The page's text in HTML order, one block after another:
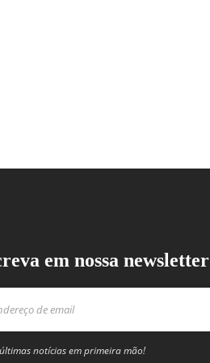
em nossa newsletter
notícias em primeira mão!